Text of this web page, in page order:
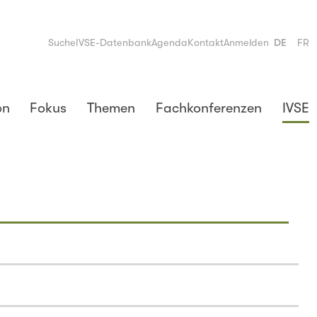
SucheIVSE-DatenbankAgendaKontaktAnmelden DE FR
Fokus Themen Fachkonferenzen IVSE